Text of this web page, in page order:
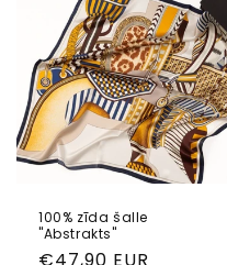
c
i
j
100% zīda šalle
"Abstrakts"